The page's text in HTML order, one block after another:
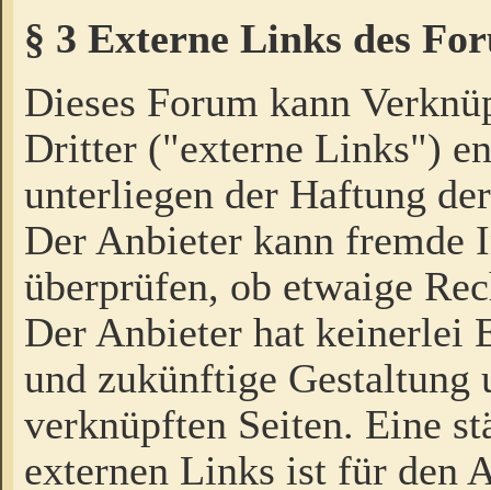
§ 3 Externe Links des
Dieses Forum kann
Dritter ("externe Links")
unterliegen der Haftung
Der Anbieter kann fremde
überprüfen, ob etwaige
Der Anbieter hat keinerlei
und zukünftige Gestaltung
verknüpften Seiten. Eine
externen Links ist für den